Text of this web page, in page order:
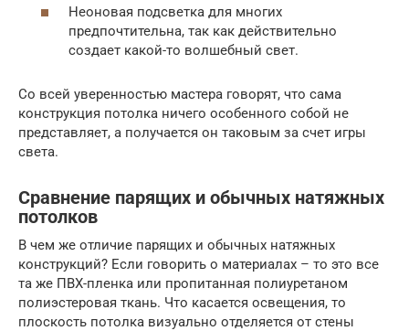
Неоновая подсветка для многих
предпочтительна, так как действительно
создает какой-то волшебный свет.
Со всей уверенностью мастера говорят, что сама
конструкция потолка ничего особенного собой не
представляет, а получается он таковым за счет игры
света.
Сравнение парящих и обычных натяжных
потолков
В чем же отличие парящих и обычных натяжных
конструкций? Если говорить о материалах – то это все
та же ПВХ-пленка или пропитанная полиуретаном
полиэстеровая ткань. Что касается освещения, то
плоскость потолка визуально отделяется от стены